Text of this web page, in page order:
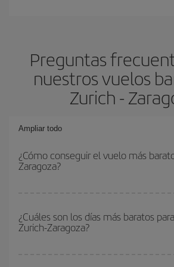
Preguntas
nuestros vuelos
Zurich -
Ampliar todo
¿Cómo conseguir el vuelo más
Zaragoza?
conseguir el vuelo más barato si evitas
compras con antelación y puedes ser
¿Cuáles son los días más baratos
Zurich-Zaragoza?